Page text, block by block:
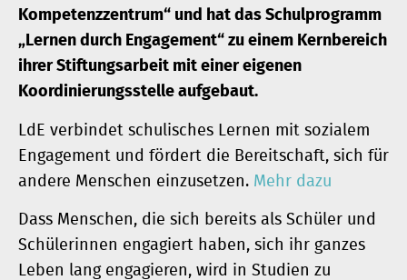
Kompetenzzentrum“ und hat das Schulprogramm
„Lernen durch Engagement“ zu einem Kernbereich
ihrer Stiftungsarbeit mit einer eigenen
Koordinierungsstelle aufgebaut.
LdE verbindet schulisches Lernen mit sozialem
Engagement und fördert die Bereitschaft, sich für
andere Menschen einzusetzen. Mehr dazu
Dass Menschen, die sich bereits als Schüler und
Schülerinnen engagiert haben, sich ihr ganzes
Leben lang engagieren, wird in Studien zu